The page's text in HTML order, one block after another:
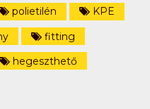
polietilén
KPE
fitting
hegeszthető